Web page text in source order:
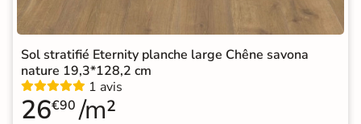
Sol stratifié Eternity planche large Chêne savona
nature 19,3*128,2 cm
1 avis
26€90 /m²